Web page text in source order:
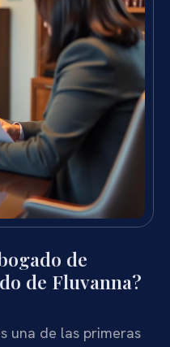
de
de Fluvanna?
una de las primeras